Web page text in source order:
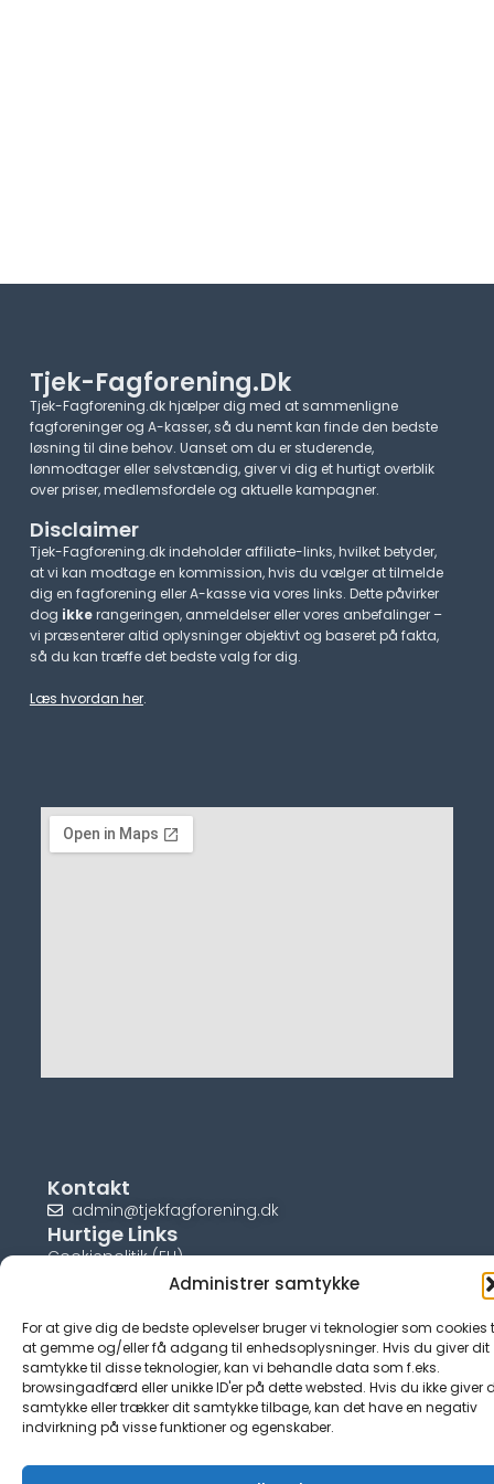
Administrer samtykke
For at give dig de bedste oplevelser bruger vi teknologier som cookies
at gemme og/eller få adgang til enhedsoplysninger. Hvis du giver dit
samtykke til disse teknologier, kan vi behandle data som f.eks.
browsingadfærd eller unikke ID'er på dette websted. Hvis du ikke giver
samtykke eller trækker dit samtykke tilbage, kan det have en negativ
indvirkning på visse funktioner og egenskaber.
Tjek-Fagforening.dk
Tjek-Fagforening.dk hjælper dig med at sammenligne
fagforeninger og A-kasser, så du nemt kan finde den bedste
løsning til dine behov. Uanset om du er studerende,
lønmodtager eller selvstændig, giver vi dig et hurtigt overblik
over priser, medlemsfordele og aktuelle kampagner.​
Disclaimer
Tjek-Fagforening.dk indeholder affiliate-links, hvilket betyder,
at vi kan modtage en kommission, hvis du vælger at tilmelde
dig en fagforening eller A-kasse via vores links. Dette påvirker
dog ikkerangeringen, anmeldelser eller vores anbefalinger –
vi præsenterer altid oplysninger objektivt og baseret på fakta,
så du kan træffe det bedste valg for dig.
Læs hvordan her.
Kontakt
admin@tjekfagforening.dk
Hurtige Links
Cookiepolitik (EU)
© tjek-fagforening.dk